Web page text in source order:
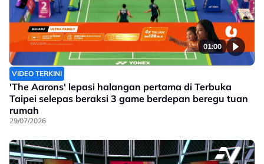
01:00
VIDEO TERKINI
'The Aarons' lepasi halangan pertama di Terbuka
Taipei selepas beraksi 3 game berdepan beregu tuan
rumah
29/07/2026